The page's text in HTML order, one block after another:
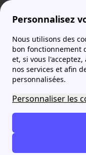
Personnalisez
Nous utilisons des
bon fonctionnement
et, si vous
nos services et afin
personnalisées.
Personnaliser les
Agence France